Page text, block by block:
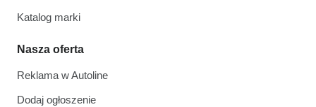
Katalog marki
Nasza oferta
Reklama w Autoline
Dodaj ogłoszenie